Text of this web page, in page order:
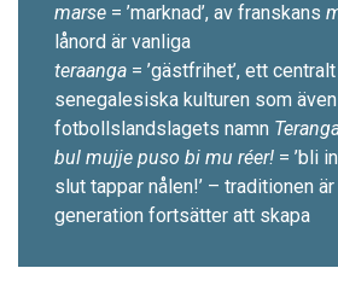
marse = ’marknad’, av franskans
lånord är vanliga
teraanga = ’gästfrihet’, ett
senegalesiska kulturen som
fotbollslands­lagets namn
bul mujje puso bi mu réer! = ’bli
slut tappar nålen!’ – traditionen
generation fortsätter att skapa